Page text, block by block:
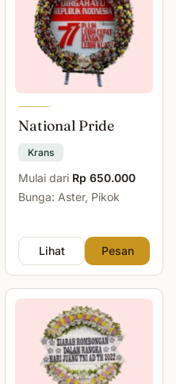
National Pride
Krans
Mulai dari Rp 650.000
Bunga: Aster, Pikok
Lihat Pesan